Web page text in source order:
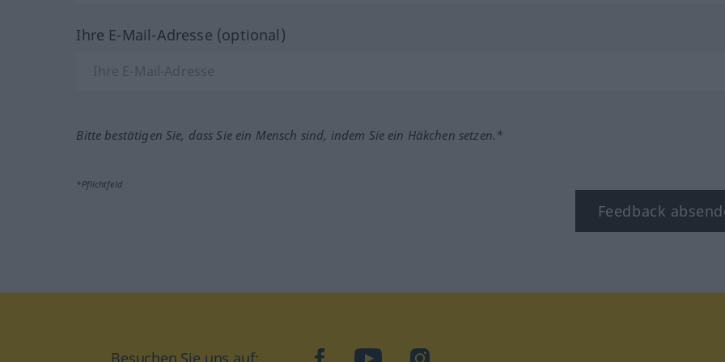
Ihre E-Mail-Adresse (optional)
Bitte bestätigen Sie, dass Sie ein Mensch sind, indem Sie ein Häkchen setzen.*
*Pflichtfeld
Feedback
facebookYouTubeInstagram